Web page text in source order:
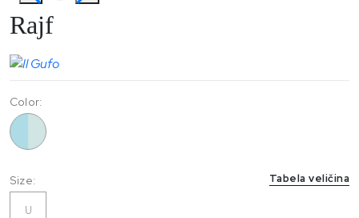
Rajf
Size: Tabela veličina
U
Color: